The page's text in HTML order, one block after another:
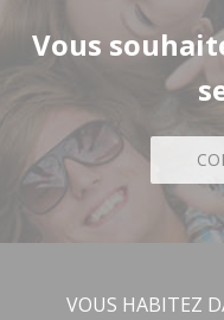
Vous
VOUS HABITEZ